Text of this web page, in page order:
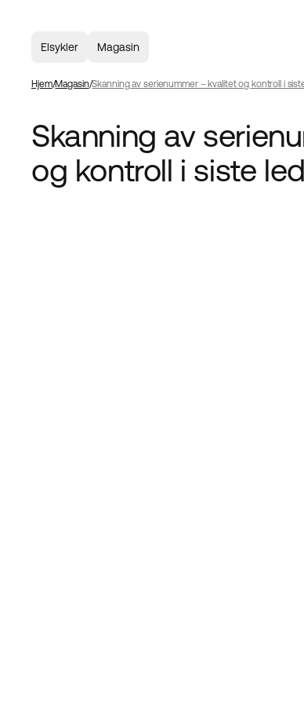
Elsykler Magasin
Hjem Magasin Skanning av serienummer – kvalitet og kontroll i
Skanning av
og kontroll i siste